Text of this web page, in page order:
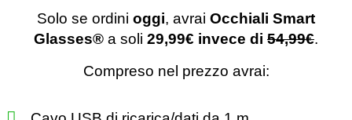
Solo se ordini oggi, avrai Occhiali Smart
Glasses®️ a soli 29,99€ invece di 54,99€.
Compreso nel prezzo avrai: